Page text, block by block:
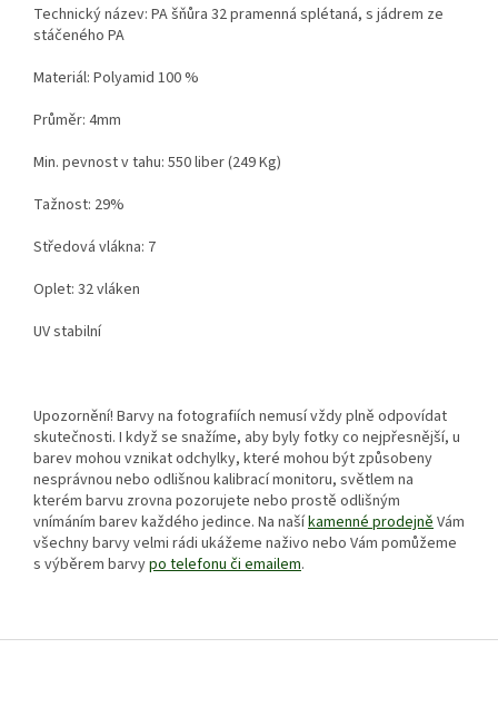
Technický název: PA šňůra 32 pramenná splétaná, s jádrem ze
stáčeného PA
Materiál: Polyamid 100 %
Průměr: 4mm
Min. pevnost v tahu: 550 liber (249 Kg)
Tažnost: 29%
Středová vlákna: 7
Oplet: 32 vláken
UV stabilní
Upozornění! Barvy na fotografiích nemusí vždy plně odpovídat
skutečnosti. I když se snažíme, aby byly fotky co nejpřesnější, u
barev mohou vznikat odchylky, které mohou být způsobeny
nesprávnou nebo odlišnou kalibrací monitoru, světlem na
kterém barvu zrovna pozorujete nebo prostě odlišným
vnímáním barev každého jedince. Na našíkamenné prodejněVám
všechny barvy velmi rádi ukážeme naživo nebo Vám pomůžeme
s výběrem barvypo telefonu či emailem.